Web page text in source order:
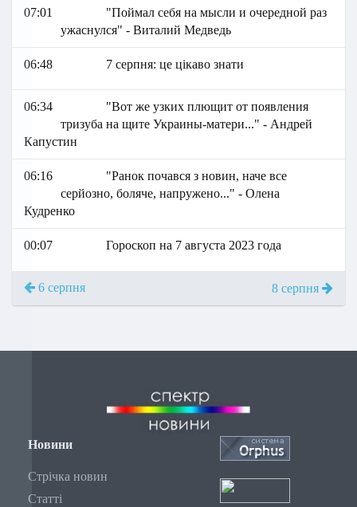
07:01
"Поймал себя на мысли и очередной раз
ужаснулся" - Виталий Медведь
06:48 7 серпня: це цікаво знати
06:34
"Вот же узких плющит от появления
тризуба на щите Украины-матери..." - Андрей
Капустин
06:16
"Ранок почався з новин, наче все
серйозно, боляче, напружено..." - Олена
Кудренко
00:07 Гороскоп на 7 августа 2023 года
6 серпня 8 серпня
Новини
Стрічка новин
Статті